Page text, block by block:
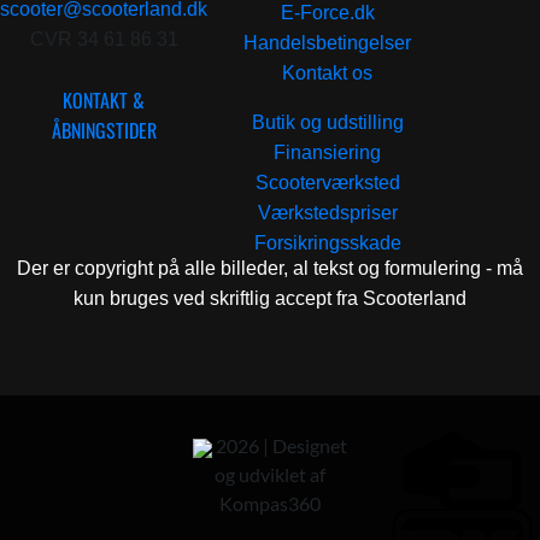
scooter@scooterland.dk
KONTAKT &
ÅBNINGSTIDER
E-Force.dk
Handelsbetingelser
Kontakt os
Butik og udstilling
Finansiering
Scooterværksted
Værkstedspriser
Forsikringsskade
Der er copyright på alle billeder, al tekst og formulering - må
kun bruges ved skriftlig accept fra Scooterland
2026 | Designet
og udviklet af
Kompas360